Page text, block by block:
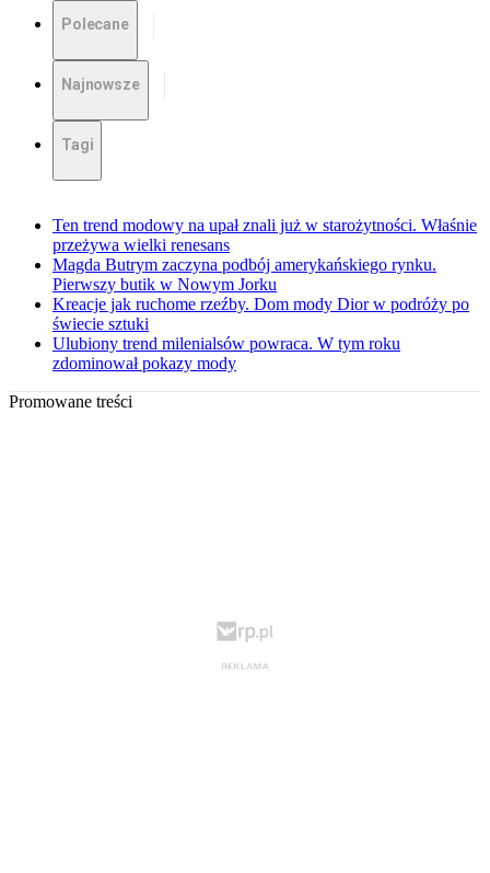
Polecane
Najnowsze
Tagi
Ten trend modowy na upał znali już w starożytności. Właśnie
przeżywa wielki renesans
Magda Butrym zaczyna podbój amerykańskiego rynku.
Pierwszy butik w Nowym Jorku
Kreacje jak ruchome rzeźby. Dom mody Dior w podróży po
świecie sztuki
Ulubiony trend milenialsów powraca. W tym roku
zdominował pokazy mody
Promowane treści